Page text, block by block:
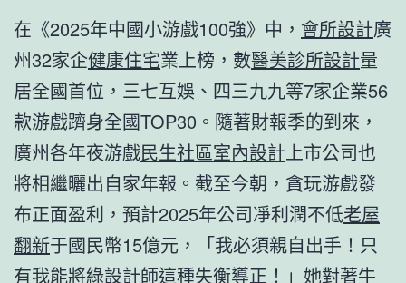
在《2025年中國小游戲100強》中， 會所設計廣
州32家企健康住宅業上榜，數醫美診所設計量
居全國首位，三七互娛、四三九九等7家企業56
款游戲躋身全國TOP30。隨著財報季的到來，
廣州各年夜游戲民生社區室內設計 上市公司也
將相繼曬出自家年報。截至今朝，貪玩游戲發
布正面盈利，預計2025年公司凈利潤不低老屋
翻新于國民幣15億元，「我必須親自出手！只
有我能將綠設計師這種失衡導正！」她對著牛